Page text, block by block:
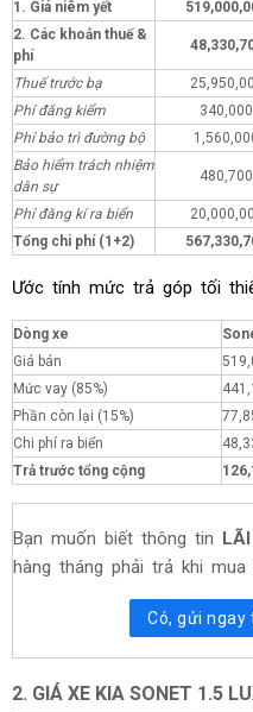
1. Giá niêm yết
2. Các khoản thuế &
phí
Thuế trước bạ
Phí đăng kiểm
340,000
Phí bảo trì đường bộ
Bảo hiểm trách nhiệm
dân sự
480,700
Phí đăng kí ra biển
Tổng chi phí (1+2)
Ước tính mức trả góp tối
Dòng xe
Giá bán
Mức vay (85%)
Phần còn lại (15%)
Chi phí ra biển
Trả trước tổng cộng
Bạn muốn biết thông tin
hàng tháng phải trả khi mua
Có, gửi ngay
2. GIÁ XE KIA SONET 1.5